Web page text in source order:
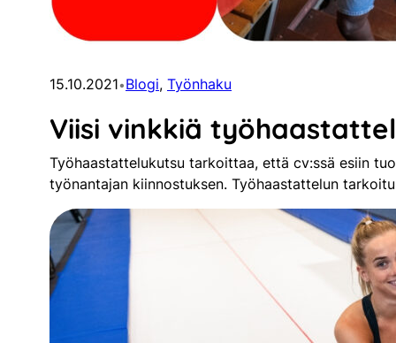
15.10.2021•Blogi, Työnhaku
Viisi vinkkiä
Työhaastattelukutsu tarkoittaa, että cv:ssä esiin
työnantajan kiinnostuksen. Työhaastattelun